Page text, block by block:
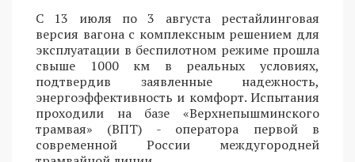
С 13 июля по 3 августа рестайлинговая
версия вагона с комплексным решением для
эксплуатации в беспилотном режиме прошла
свыше 1000 км в реальных условиях,
подтвердив заявленные надежность,
энергоэффективность и комфорт. Испытания
проходили на базе «Верхнепышминского
трамвая» (ВПТ) - оператора первой в
современной России междугородней